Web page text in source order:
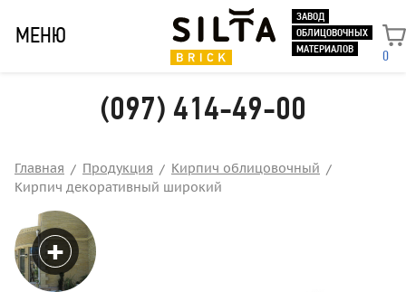
МЕНЮ
ЗАВОД
ОБЛИЦОВОЧНЫХ
МАТЕРИАЛОВ
0
(097) 414-49-00
Главная Продукция
Кирпич облицовочный
Кирпич декоративный широкий